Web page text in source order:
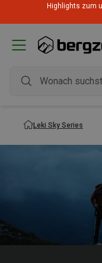
Highlights zum
Leki Sky Series